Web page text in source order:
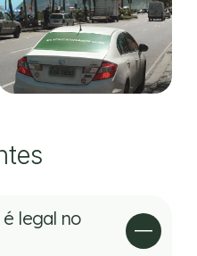
legal no